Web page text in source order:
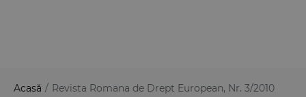
Acasă / Revista Romana de Drept European, Nr. 3/2010